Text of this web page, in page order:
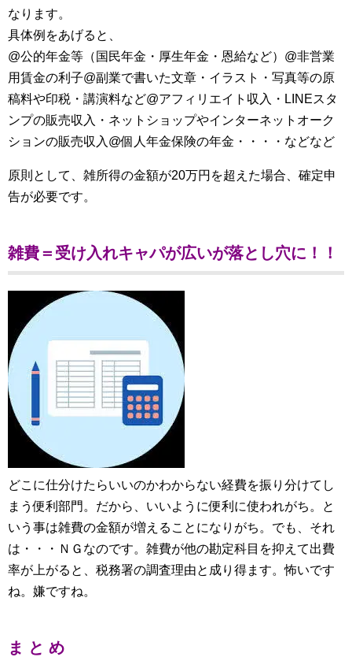
なります。
具体例をあげると、
@公的年金等（国民年金・厚生年金・恩給など）@非営業
用賃金の利子@副業で書いた文章・イラスト・写真等の原
稿料や印税・講演料など@アフィリエイト収入・LINEスタ
ンプの販売収入・ネットショップやインターネットオーク
ションの販売収入@個人年金保険の年金・・・・などなど
原則として、雑所得の金額が20万円を超えた場合、確定申
告が必要です。
雑費＝受け入れキャパが広いが落とし穴に！！
どこに仕分けたらいいのかわからない経費を振り分けてし
まう便利部門。だから、いいように便利に使われがち。と
いう事は雑費の金額が増えることになりがち。でも、それ
は・・・ＮＧなのです。雑費が他の勘定科目を抑えて出費
率が上がると、税務署の調査理由と成り得ます。怖いです
ね。嫌ですね。
ま と め